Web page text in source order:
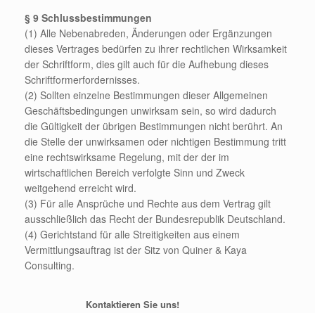
§ 9 Schlussbestimmungen
(1) Alle Nebenabreden, Änderungen oder Ergänzungen
dieses Vertrages bedürfen zu ihrer rechtlichen Wirksamkeit
der Schriftform, dies gilt auch für die Aufhebung dieses
Schriftformerfordernisses.
(2) Sollten einzelne Bestimmungen dieser Allgemeinen
Geschäftsbedingungen unwirksam sein, so wird dadurch
die Gültigkeit der übrigen Bestimmungen nicht berührt. An
die Stelle der unwirksamen oder nichtigen Bestimmung tritt
eine rechtswirksame Regelung, mit der der im
wirtschaftlichen Bereich verfolgte Sinn und Zweck
weitgehend erreicht wird.
(3) Für alle Ansprüche und Rechte aus dem Vertrag gilt
ausschließlich das Recht der Bundesrepublik Deutschland.
(4) Gerichtstand für alle Streitigkeiten aus einem
Vermittlungsauftrag ist der Sitz von Quiner & Kaya
Consulting.
Kontaktieren Sie uns!